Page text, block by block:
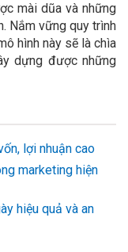
mài dũa và những
Nắm vững quy trình
hình này sẽ là chìa
dựng được những
lợi nhuận cao
marketing hiện
hiệu quả và an